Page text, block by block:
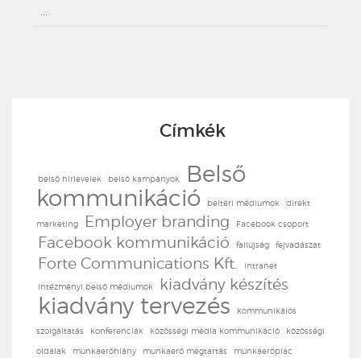
Címkék
belső hírlevelek belső kampányok
Belső
kommunikáció
beltéri médiumok direkt
marketing Employer branding Facebook csoport
Facebook kommunikáció faliújság fejvadászat
Forte Communications Kft. intranet
intézményi belső médiumok kiadvány készítés
kiadvány tervezés kommunikáiós
szolgáltatás konferenciák közösségi média kommunikáció közösségi
oldalak munkaerőhiány munkaerő megtartás munkaerőpiac